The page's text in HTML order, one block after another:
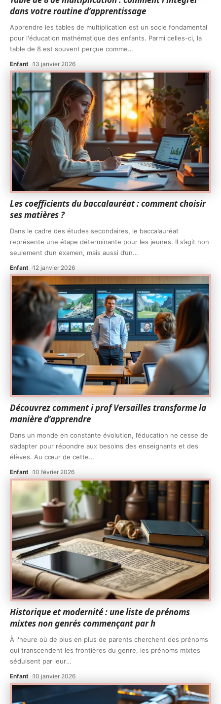
dans votre routine d’apprentissage
Apprendre les tables de multiplication est un socle fondamental
pour l'éducation mathématique des enfants. Parmi celles-ci, la
table de 8 est souvent perçue comme…
Enfant 13 janvier 2026
Les coefficients du baccalauréat : comment choisir
ses matières ?
Dans le cadre des études secondaires, le baccalauréat
représente une étape déterminante pour les jeunes. Il s’agit non
seulement d’un examen, mais aussi d’un…
Enfant 12 janvier 2026
Découvrez comment i prof Versailles transforme la
manière d’apprendre
Dans un monde en constante évolution, l’éducation ne cesse de
s’adapter pour répondre aux besoins des enseignants et des
élèves. Au cœur de cette…
Enfant 10 février 2026
Historique et modernité : une liste de prénoms
mixtes non genrés commençant par h
À l'heure où de plus en plus de parents cherchent des prénoms
qui transcendent les frontières du genre, les prénoms mixtes
séduisent par leur…
Enfant 10 janvier 2026